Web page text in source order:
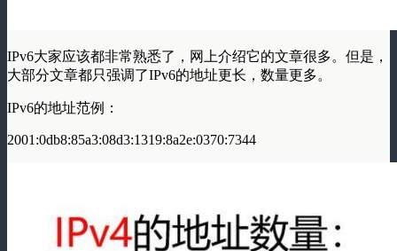
IPv6大家应该都非常熟悉了，网上介绍它的文章很多。但是，
大部分文章都只强调了IPv6的地址更长，数量更多。
IPv6的地址范例：
2001:0db8:85a3:08d3:1319:8a2e:0370:7344